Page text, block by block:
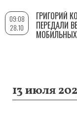
13 июля
09:08
28.10
ГРИГОРИЙ
ПЕРЕДАЛИ
МОБИЛЬНЫХ